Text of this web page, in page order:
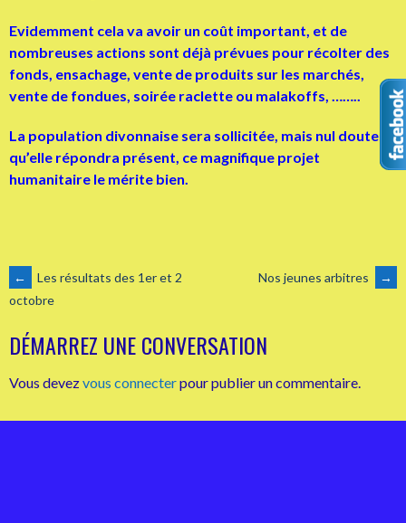
Evidemment cela va avoir un coût important, et de
nombreuses actions sont déjà prévues pour récolter des
fonds, ensachage, vente de produits sur les marchés,
vente de fondues, soirée raclette ou malakoffs, ……..
La population divonnaise sera sollicitée, mais nul doute
qu’elle répondra présent, ce magnifique projet
humanitaire le mérite bien.
NAVIGATION
DES
ARTICLES
←
Les résultats des 1er et 2
octobre
Nos jeunes arbitres →
DÉMARREZ UNE CONVERSATION
Vous devezvous connecterpour publier un commentaire.